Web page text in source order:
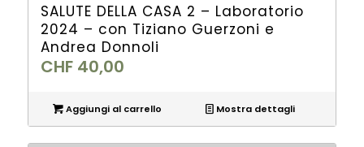
SALUTE DELLA CASA 2 – Laboratorio
2024 – con Tiziano Guerzoni e
Andrea Donnoli
CHF40,00
Aggiungi al carrello Mostra dettagli